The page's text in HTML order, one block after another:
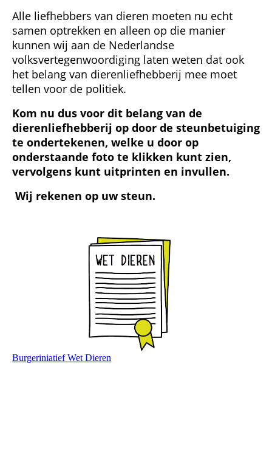
Alle liefhebbers van dieren moeten nu echt
samen optrekken en alleen op die manier
kunnen wij aan de Nederlandse
volksvertegenwoordiging laten weten dat ook
het belang van dierenliefhebberij mee moet
tellen voor de politiek.
Kom nu dus voor dit belang van de
dierenliefhebberij op door de steunbetuiging
te ondertekenen, welke u door op
onderstaande foto te klikken kunt zien,
vervolgens kunt uitprinten en invullen.
Wij rekenen op uw steun.
Burgeriniatief Wet Dieren